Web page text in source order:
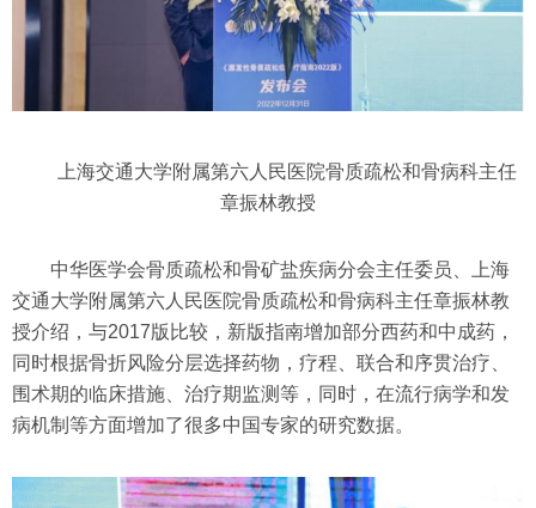
上海交通大学附属第六人民医院骨质疏松和骨病科主任
章振林教授
中华医学会骨质疏松和骨矿盐疾病分会主任委员、上海
交通大学附属第六人民医院骨质疏松和骨病科主任章振林教
授介绍，与2017版比较，新版指南增加部分西药和中成药，
同时根据骨折风险分层选择药物，疗程、联合和序贯治疗、
围术期的临床措施、治疗期监测等，同时，在流行病学和发
病机制等方面增加了很多中国专家的研究数据。